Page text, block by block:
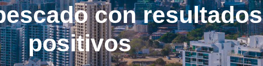
con resultados
positivos